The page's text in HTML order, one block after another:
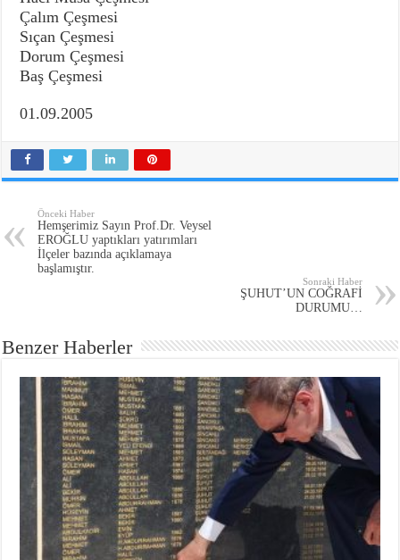
Çalım Çeşmesi
Sıçan Çeşmesi
Dorum Çeşmesi
Baş Çeşmesi
01.09.2005
Önceki Haber
Hemşerimiz Sayın Prof.Dr. Veysel
EROĞLU yaptıkları yatırımları
İlçeler bazında açıklamaya
başlamıştır.
Sonraki Haber
ŞUHUT’UN COĞRAFİ
DURUMU…
Benzer Haberler